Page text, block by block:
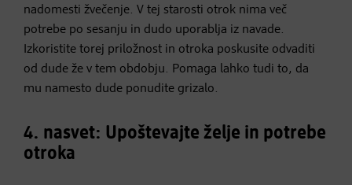
nadomesti žvečenje. V tej starosti otrok nima več
potrebe po sesanju in dudo uporablja iz navade.
Izkoristite torej priložnost in otroka poskusite odvaditi
od dude že v tem obdobju. Pomaga lahko tudi to, da
mu namesto dude ponudite grizalo.
4. nasvet: Upoštevajte želje in potrebe
otroka